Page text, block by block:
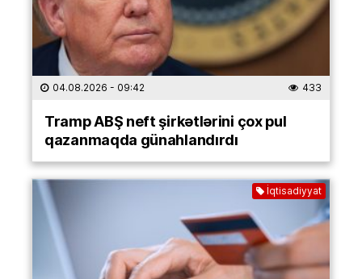
04.08.2026 - 09:42 433
Tramp ABŞ neft şirkətlərini çox pul
qazanmaqda günahlandırdı
İqtisadiyyat